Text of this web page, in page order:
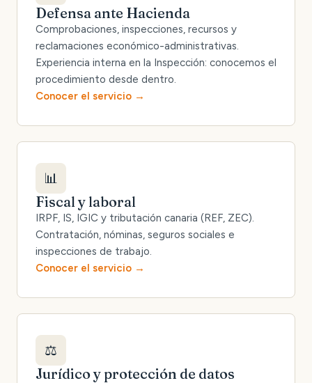
Defensa ante Hacienda
Comprobaciones, inspecciones, recursos y
reclamaciones económico-administrativas.
Experiencia interna en la Inspección: conocemos el
procedimiento desde dentro.
Conocer el servicio
📊
Fiscal y laboral
IRPF, IS, IGIC y tributación canaria (REF, ZEC).
Contratación, nóminas, seguros sociales e
inspecciones de trabajo.
Conocer el servicio
⚖️
Jurídico y protección de datos